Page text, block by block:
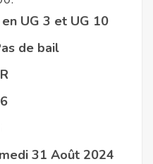
UG 3 et UG 10
de bail
31 Août 2024